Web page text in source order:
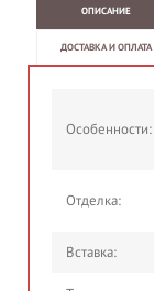
ОПИСАНИЕ
ДОСТАВКА И ОПЛАТА
Особенности:
Отделка:
Вставка: